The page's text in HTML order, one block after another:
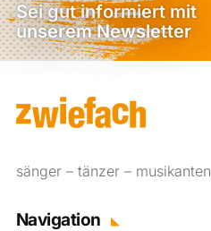
Sei gut informiert mit
unserem Newsletter
sänger – tänzer – musikanten
Navigation